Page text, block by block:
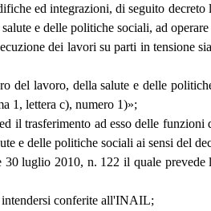
ed integrazioni, di seguito
e delle politiche sociali, ad operare
dei lavori su parti in tensione
lavoro, della salute e delle
1, lettera c), numero 1)»;
trasferimento ad esso delle
e delle politiche sociali ai sensi del
luglio 2010, n. 122 il quale prevede
intendersi conferite all'INAIL;